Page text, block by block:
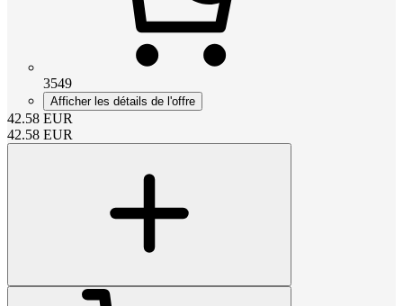
3549
Afficher les détails de l'offre
42.58 EUR
42.58 EUR